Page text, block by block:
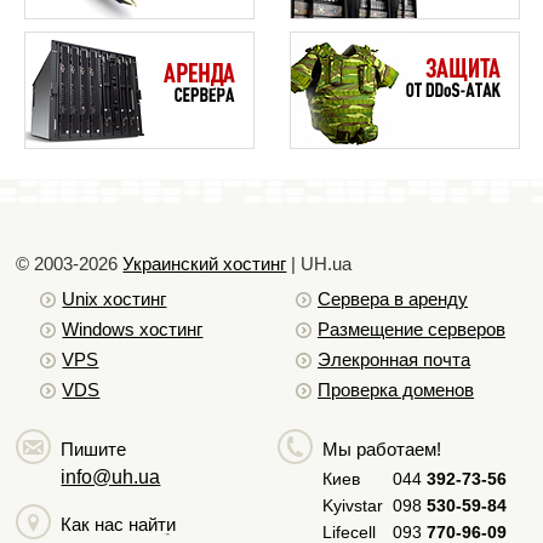
Установка и настройка Webmin
Мониторинг удалённых серверов с помощью Zabbix
© 2003-2026Украинский хостинг | UH.ua
Unix хостинг
Windows хостинг
VPS
VDS
Сервера в аренду
Размещение серверов
Элекронная почта
Проверка доменов
Пишите
info@uh.ua
Как нас найти
Мы работаем!
Киев 044 392-73-56
Kyivstar 098 530-59-84
Lifecell
093 770-96-09